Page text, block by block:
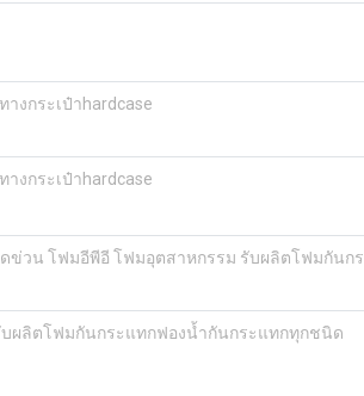
งกระเป๋าhardcase
งกระเป๋าhardcase
น โฟมอีพีอี โฟมอุตสาหกรรม รับผลิตโฟมกันก
ผลิตโฟมกันกระแทกฟองน้ำกันกระแทกทุกชนิด